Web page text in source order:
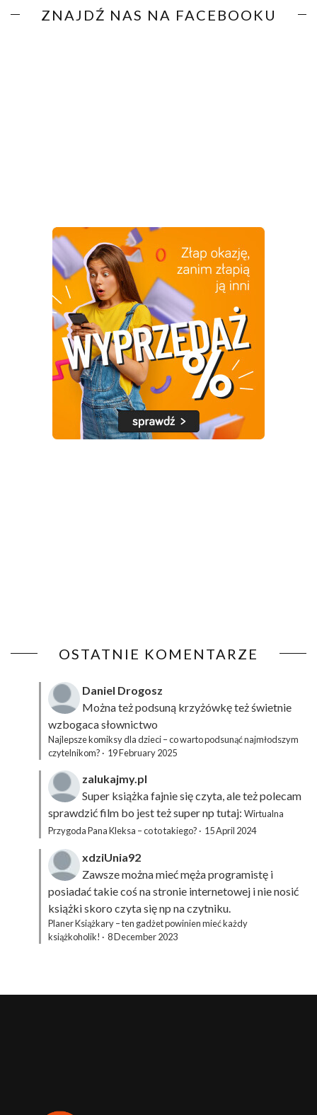
ZNAJDŹ NAS NA FACEBOOKU
OSTATNIE KOMENTARZE
Daniel Drogosz
Można też podsuną krzyżówkęteż świetnie
wzbogaca słownictwo
Najlepsze komiksy dla dzieci – co warto podsunąć najmłodszym
czytelnikom? · 19 February 2025
zalukajmy.pl
Super książka fajnie się czyta, ale też polecam
sprawdzić film bo jest też super np tutaj: Wirtualna
Przygoda Pana Kleksa – co to takiego? · 15 April 2024
xdziUnia92
Zawsze można mieć męża programistę i
posiadać takie coś na stronie internetowej i nie nosić
książki skoro czyta się np na czytniku.
Planer Książkary – ten gadżet powinien mieć każdy
książkoholik! · 8 December 2023